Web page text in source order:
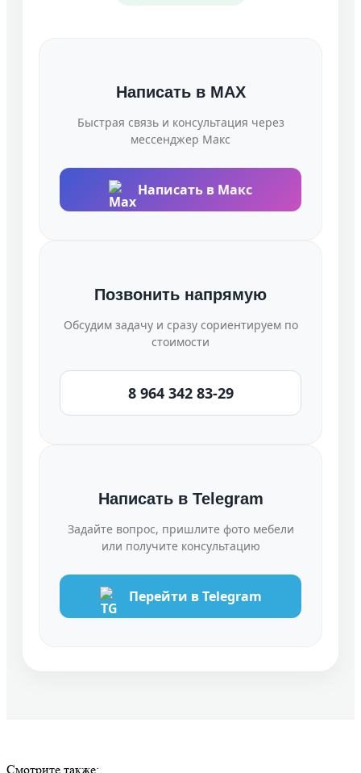
Написать в MAX
Быстрая связь и консультация через
мессенджер Макс
Написать в Макс
Позвонить напрямую
Обсудим задачу и сразу сориентируем по
стоимости
8 964 342 83-29
Написать в Telegram
Задайте вопрос, пришлите фото мебели
или получите консультацию
Перейти в Telegram
Смотрите также: